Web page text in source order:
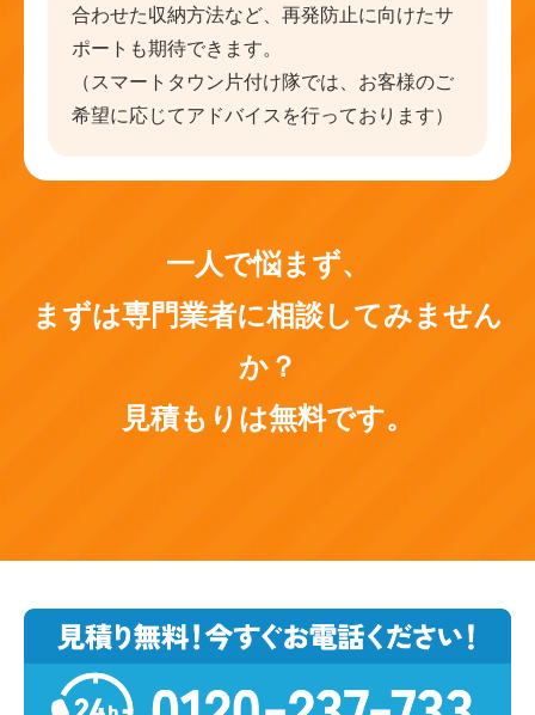
合わせた収納方法など、再発防止に向けたサ
ポートも期待できます。
（スマートタウン片付け隊では、お客様のご
希望に応じてアドバイスを行っております）
一人で悩まず、
まずは専門業者に相談してみません
か？
見積もりは無料です。